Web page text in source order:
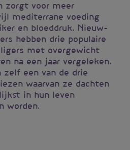
zorgt voor meer
mediterrane voeding
en bloeddruk. Nieuw-
hebben drie populaire
met overgewicht
na een jaar vergeleken.
zelf een van de drie
waarvan ze dachten
in hun leven
worden.